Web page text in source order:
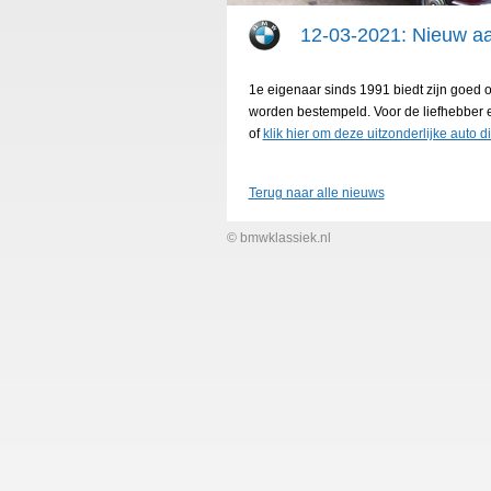
12-03-2021: Nieuw
1e eigenaar sinds 1991 biedt zijn goed
worden bestempeld. Voor de liefhebber
of klik hier om deze uitzonderlijke auto
Terug naar alle nieuws
© bmwklassiek.nl